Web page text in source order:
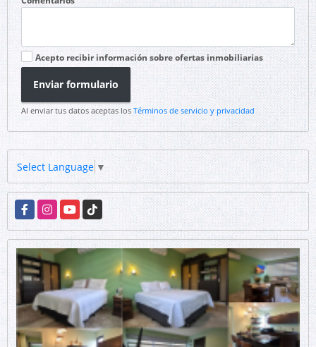
Acepto recibir información sobre ofertas inmobiliarias
Enviar formulario
Al enviar tus datos aceptas los Términos de servicio y privacidad
Select Language ▼
FacebookInstagramYouTubeTikTok